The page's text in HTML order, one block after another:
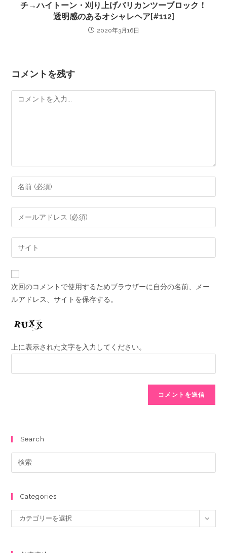
チ→ハイトーン・刈り上げバリカンツーブロック！
透明感のあるオシャレヘア[#112]
2020年3月16日
コメントを残す
次回のコメントで使用するためブラウザーに自分の名前、メー
ルアドレス、サイトを保存する。
上に表示された文字を入力してください。
Search
Categories
カテゴリーを選択